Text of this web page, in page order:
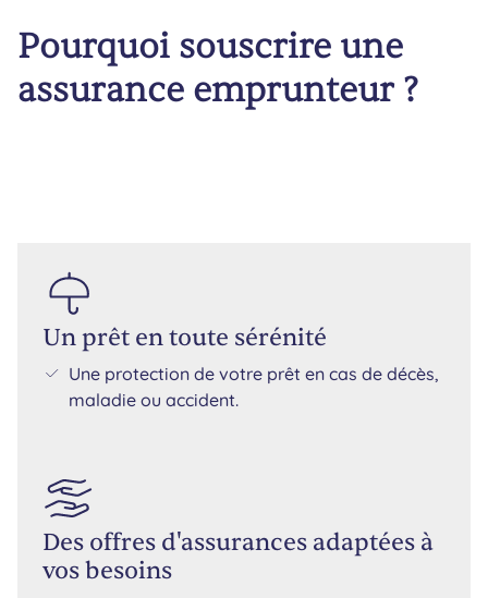
Pourquoi souscrire une
assurance emprunteur ?
Un prêt en toute sérénité
Une protection de votre prêt en cas de décès,
maladie ou accident.
Des offres d'assurances adaptées à
vos besoins